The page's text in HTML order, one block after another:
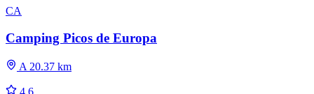
CA
Camping Picos de Europa
A 20.37 km
4.6